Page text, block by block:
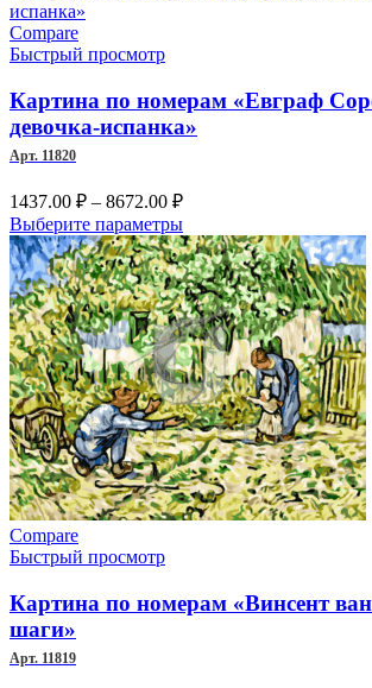
можно
выбрать
на
Compare
Быстрый просмотр
Картина по номерам «Евграф
девочка-испанка»
Арт. 11820
1437.00 ₽ – 8672.00 ₽Диапазон
цен:
1437.00 ₽
–
8672.00 ₽
Выберите параметрыЭтот
товар
имеет
несколько
вариаций.
Опции
можно
выбрать
на
странице
товара.
Compare
Быстрый просмотр
Картина по номерам «Винсент
шаги»
Арт. 11819